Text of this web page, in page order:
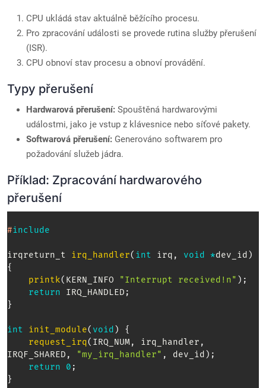
CPU ukládá stav aktuálně běžícího procesu.
Pro zpracování události se provede rutina služby přerušení
(ISR).
CPU obnoví stav procesu a obnoví provádění.
Typy přerušení
Hardwarová přerušení: Spouštěná hardwarovými
událostmi, jako je vstup z klávesnice nebo síťové pakety.
Softwarová přerušení: Generováno softwarem pro
požadování služeb jádra.
Příklad: Zpracování hardwarového
přerušení
#include
irqreturn_t irq_handler( int irq , void *dev_id )
{
printk( KERN_INFO "Interrupt received!n" ) ;
return IRQ_HANDLED ;
}
int init_module( void )
{
request_irq( IRQ_NUM, irq_handler ,
IRQF_SHARED , "my_irq_handler" , dev_id ) ;
return
0 ;
}